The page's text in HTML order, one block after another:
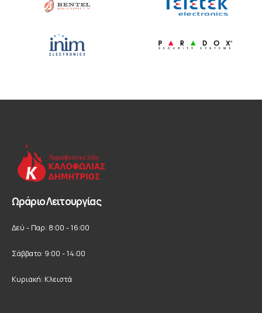
Ωράριο Λειτουργίας
Δεύ - Παρ: 8:00 - 16:00
Σάββατο: 9:00 - 14:00
Κυριακή: Κλειστά